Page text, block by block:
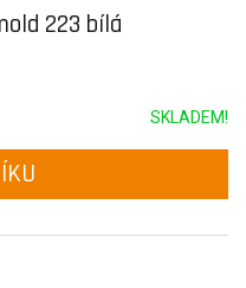
223 bílá
SKLADEM!